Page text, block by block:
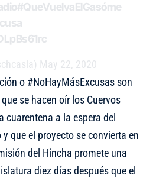
#QueVuelvaElGasóme
May 22, 2020
o #NoHayMásExcusas son
se hacen oír los Cuervos
cuarentena a la espera del
que el proyecto se convierta en
del Hincha promete una
diez días después que el